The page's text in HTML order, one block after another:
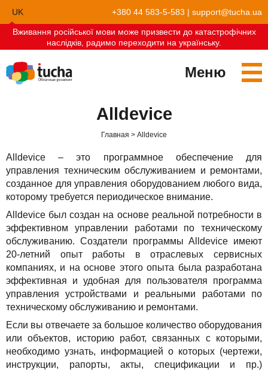
UK
EN
+380 44 583-5-583 | support@tucha.ua
Вживання російської мови може призвести до катастрофічних
наслідків, радимо переходити на українську.
Меню
TuchaFlex+
TuchaBit
TuchaHost
TuchaMetal
TuchaBackup
TuchaHosting
TuchaSync
Бухгалтерия в облаке
Хостиг сайтов на Laravel
Хостинг CRM
Хостинг сайтов-конструкторов
Удаленный офис
Реселінг хостингу
Партнёрство
Наши партнёры
Блог
О нас
Компания
Карьера
Контакты
Alldevice
Главная Alldevice
Alldevice – это программное обеспечение для
управления техническим обслуживанием и ремонтами,
созданное для управления оборудованием любого вида,
которому требуется периодическое внимание.
Alldevice был создан на основе реальной потребности в
эффективном управлении работами по техническому
обслуживанию. Создатели программы Alldevice имеют
20-летний опыт работы в отраслевых сервисных
компаниях, и на основе этого опыта была разработана
эффективная и удобная для пользователя программа
управления устройствами и реальными работами по
техническому обслуживанию и ремонтами.
Если вы отвечаете за большое количество оборудования
или объектов, историю работ, связанных с которыми,
необходимо узнать, информацией о которых (чертежи,
инструкции, рапорты, акты, спецификации и пр.)